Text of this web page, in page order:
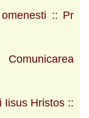
:: Pr
Iisus Hristos ::